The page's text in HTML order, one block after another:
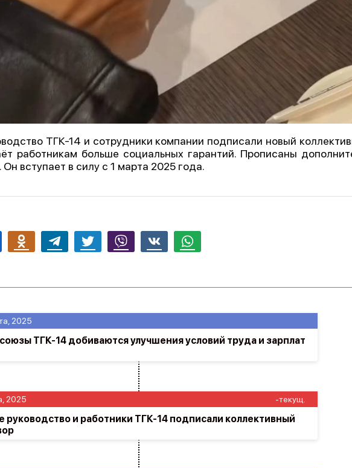
ТГК-14 и сотрудники компании подписали новый
работникам больше социальных гарантий. Прописаны
вступает в силу с 1 марта 2025 года.
OdnoklassnikiTelegram Twitter Viber Whatsapp
2025 -текущ.
руководство и работники ТГК-14 подписали коллективный
2025
ТГК-14 добиваются улучшения условий труда и зарплат